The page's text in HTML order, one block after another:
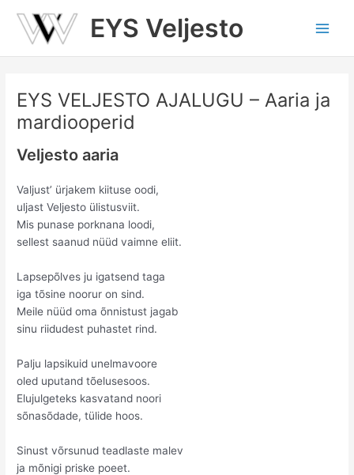
content
EYS Veljesto
EYS VELJESTO AJALUGU – Aaria ja
mardiooperid
Veljesto aaria
Valjust’ ürjakem kiituse oodi,
uljast Veljesto ülistusviit.
Mis punase porknana loodi,
sellest saanud nüüd vaimne eliit.
Lapsepõlves ju igatsend taga
iga tõsine noorur on sind.
Meile nüüd oma õnnistust jagab
sinu riidudest puhastet rind.
Palju lapsikuid unelmavoore
oled uputand tõelusesoos.
Elujulgeteks kasvatand noori
sõnasõdade, tülide hoos.
Sinust võrsunud teadlaste malev
ja mõnigi priske poeet.